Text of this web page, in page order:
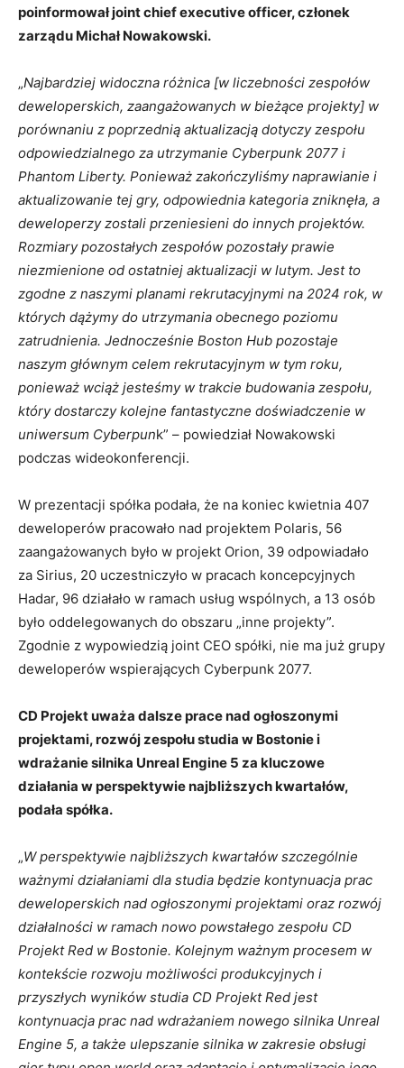
poinformował joint chief executive officer, członek
zarządu Michał Nowakowski.
„Najbardziej widoczna różnica [w liczebności zespołów
deweloperskich, zaangażowanych w bieżące projekty] w
porównaniu z poprzednią aktualizacją dotyczy zespołu
odpowiedzialnego za utrzymanie Cyberpunk 2077 i
Phantom Liberty. Ponieważ zakończyliśmy naprawianie i
aktualizowanie tej gry, odpowiednia kategoria zniknęła, a
deweloperzy zostali przeniesieni do innych projektów.
Rozmiary pozostałych zespołów pozostały prawie
niezmienione od ostatniej aktualizacji w lutym. Jest to
zgodne z naszymi planami rekrutacyjnymi na 2024 rok, w
których dążymy do utrzymania obecnego poziomu
zatrudnienia. Jednocześnie Boston Hub pozostaje
naszym głównym celem rekrutacyjnym w tym roku,
ponieważ wciąż jesteśmy w trakcie budowania zespołu,
który dostarczy kolejne fantastyczne doświadczenie w
uniwersum Cyberpunk” – powiedział Nowakowski
podczas wideokonferencji.
W prezentacji spółka podała, że na koniec kwietnia 407
deweloperów pracowało nad projektem Polaris, 56
zaangażowanych było w projekt Orion, 39 odpowiadało
za Sirius, 20 uczestniczyło w pracach koncepcyjnych
Hadar, 96 działało w ramach usług wspólnych, a 13 osób
było oddelegowanych do obszaru „inne projekty”.
Zgodnie z wypowiedzią joint CEO spółki, nie ma już grupy
deweloperów wspierających Cyberpunk 2077.
CD Projekt uważa dalsze prace nad ogłoszonymi
projektami, rozwój zespołu studia w Bostonie i
wdrażanie silnika Unreal Engine 5 za kluczowe
działania w perspektywie najbliższych kwartałów,
podała spółka.
„W perspektywie najbliższych kwartałów szczególnie
ważnymi działaniami dla studia będzie kontynuacja prac
deweloperskich nad ogłoszonymi projektami oraz rozwój
działalności w ramach nowo powstałego zespołu CD
Projekt Red w Bostonie. Kolejnym ważnym procesem w
kontekście rozwoju możliwości produkcyjnych i
przyszłych wyników studia CD Projekt Red jest
kontynuacja prac nad wdrażaniem nowego silnika Unreal
Engine 5, a także ulepszanie silnika w zakresie obsługi